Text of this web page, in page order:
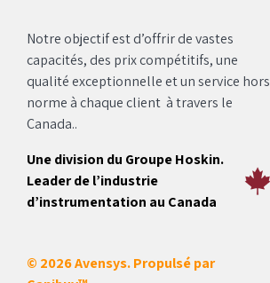
Notre objectif est d’offrir de vastes
capacités, des prix compétitifs, une
qualité exceptionnelle et un service hors
norme à chaque client à travers le
Canada..
Une division du Groupe Hoskin.
Leader de l’industrie
d’instrumentation au Canada
© 2026 Avensys. Propulsé par